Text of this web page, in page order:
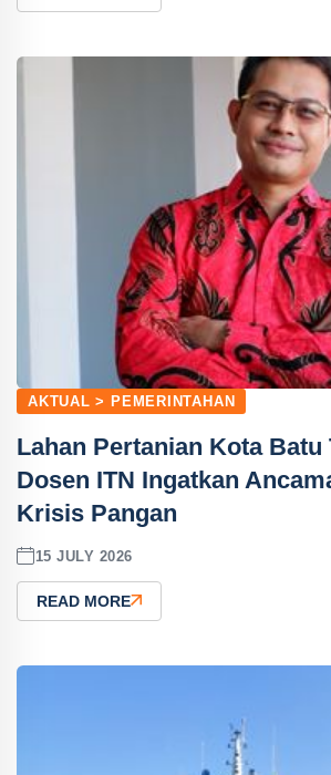
AKTUAL > PEMERINTAHAN
Lahan Pertanian Kota Batu
Dosen ITN Ingatkan
Krisis Pangan
15 JULY 2026
READ MORE